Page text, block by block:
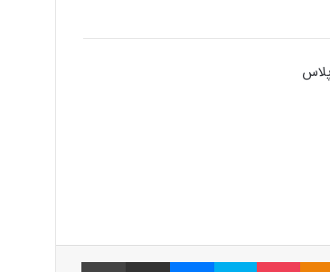
Odnoklassniki پاکت اسکایپ مسنجر اشتراک گذاری با ایمیل حمله هکرها به بازی پوکمون